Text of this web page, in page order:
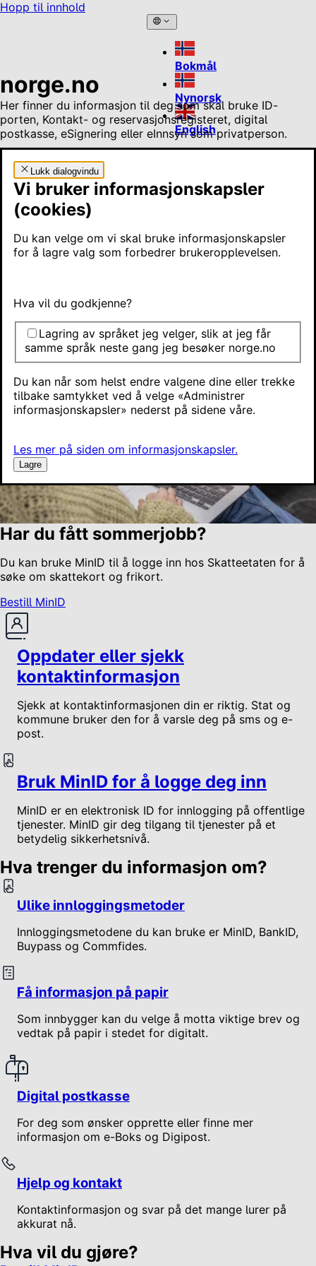
Lukk dialogvindu
Vi bruker informasjonskapsler
(cookies)
Du kan velge om vi skal bruke informasjonskapsler
for å lagre valg som forbedrer brukeropplevelsen.
Hva vil du godkjenne?
Lagring av språket jeg velger, slik at jeg får
samme språk neste gang jeg besøker norge.no
Du kan når som helst endre valgene dine eller trekke
tilbake samtykket ved å velge «Administrer
informasjonskapsler» nederst på sidene våre.
Les mer på siden om informasjonskapsler.
Lagre
Hopp til innhold
Bokmål
Nynorsk
English
norge.no
Her finner du informasjon til deg som skal bruke ID-
porten, Kontakt- og reservasjonsregisteret, digital
postkasse, eSignering eller eInnsyn som privatperson.
offentlige tjenester
Har du fått sommerjobb?
Du kan bruke MinID til å logge inn hos Skatteetaten for å
søke om skattekort og frikort.
Bestill MinID
Oppdater eller sjekk
kontaktinformasjon
Sjekk at kontaktinformasjonen din er riktig. Stat og
kommune bruker den for å varsle deg på sms og e-
post.
Bruk MinID for å logge deg inn
MinID er en elektronisk ID for innlogging på offentlige
tjenester. MinID gir deg tilgang til tjenester på et
betydelig sikkerhetsnivå.
Hva trenger du informasjon om?
Ulike innloggingsmetoder
Innloggingsmetodene du kan bruke er MinID, BankID,
Buypass og Commfides.
Få informasjon på papir
Som innbygger kan du velge å motta viktige brev og
vedtak på papir i stedet for digitalt.
Digital postkasse
For deg som ønsker opprette eller finne mer
informasjon om e-Boks og Digipost.
Hjelp og kontakt
Kontaktinformasjon og svar på det mange lurer på
akkurat nå.
Hva vil du gjøre?